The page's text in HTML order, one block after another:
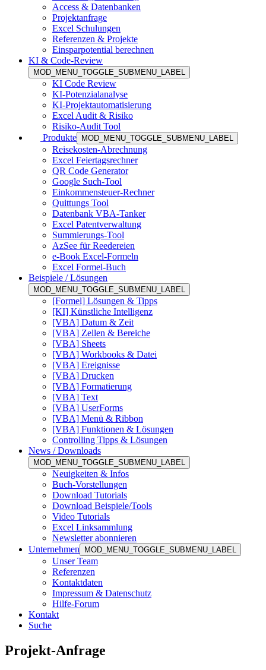
Access & Datenbanken
Projektanfrage
Excel Schulungen
Referenzen & Projekte
Einsparpotential berechnen
KI & Code-Review
MOD_MENU_TOGGLE_SUBMENU_LABEL
KI Code Review
KI-Potenzialanalyse
KI-Projektautomatisierung
Excel Audit & Risiko
Risiko-Audit Tool
Produkte
MOD_MENU_TOGGLE_SUBMENU_LABEL
Reisekosten-Abrechnung
Excel Feiertagsrechner
QR Code Generator
Google Such-Tool
Einkommensteuer-Rechner
Quittungs Tool
Datenbank VBA-Tanker
Excel Patentverwaltung
Summierungs-Tool
AzSee für Reedereien
e-Book Excel-Formeln
Excel Formel-Buch
Beispiele / Lösungen
MOD_MENU_TOGGLE_SUBMENU_LABEL
[Formel] Lösungen & Tipps
[KI] Künstliche Intelligenz
[VBA] Datum & Zeit
[VBA] Zellen & Bereiche
[VBA] Sheets
[VBA] Workbooks & Datei
[VBA] Ereignisse
[VBA] Drucken
[VBA] Formatierung
[VBA] Text
[VBA] UserForms
[VBA] Menü & Ribbon
[VBA] Funktionen & Lösungen
Controlling Tipps & Lösungen
News / Downloads
MOD_MENU_TOGGLE_SUBMENU_LABEL
Neuigkeiten & Infos
Buch-Vorstellungen
Download Tutorials
Download Beispiele/Tools
Video Tutorials
Excel Linksammlung
Newsletter abonnieren
Unternehmen
MOD_MENU_TOGGLE_SUBMENU_LABEL
Unser Team
Referenzen
Kontaktdaten
Impressum & Datenschutz
Hilfe-Forum
Kontakt
Suche
Projekt-Anfrage